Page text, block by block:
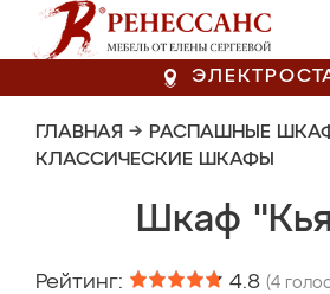
ГЛАВНАЯ → РАСПАШНЫЕ
КЛАССИЧЕСКИЕ ШКАФЫ
Шкаф
Рейтинг: 4.8 (4